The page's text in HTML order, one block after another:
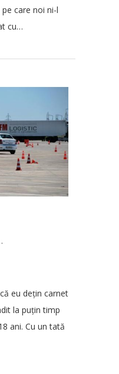
care noi ni-l
cu…
eu dețin carnet
la puțin timp
ani. Cu un tată